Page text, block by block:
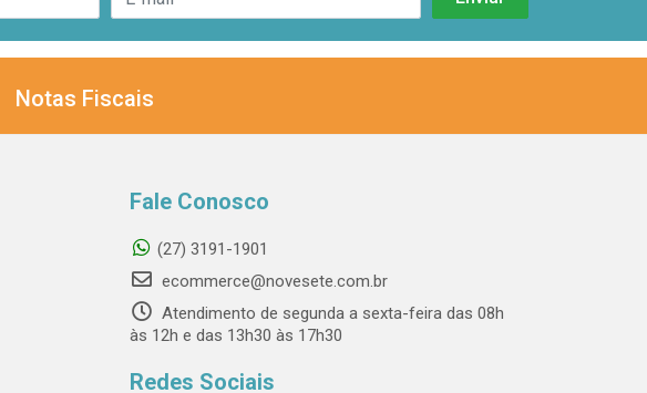
Notas Fiscais
Fale Conosco
(27) 3191-1901
ecommerce@novesete.com.br
Atendimento de segunda a sexta-feira das 08h
às 12h e das 13h30 às 17h30
Redes Sociais